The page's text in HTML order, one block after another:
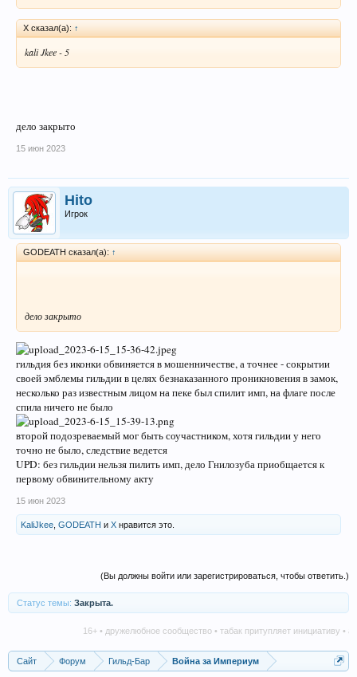
X сказал(а): ↑
kali Jkee - 5
дело закрыто
15 июн 2023
Hito
Игрок
GODEATH сказал(а): ↑
дело закрыто
гильдия без иконки обвиняется в мошенничестве, а точнее - сокрытии
своей эмблемы гильдии в целях безнаказанного проникновения в замок,
несколько раз известным лицом на пеке был спилит имп, на флаге после
спила ничего не было
второй подозреваемый мог быть соучастником, хотя гильдии у него
точно не было, следствие ведется
UPD: без гильдии нельзя пилить имп, дело Гнилозуба приобщается к
первому обвинительному акту
15 июн 2023
KaliJkee GODEATH и X нравится это.
(Вы должны войти или зарегистрироваться, чтобы ответить.)
Статус темы: Закрыта.
16+ • дружелюбное сообщество • табак притупляет инициативу •
Сайт Форум Гильд-Бар Война за Империум